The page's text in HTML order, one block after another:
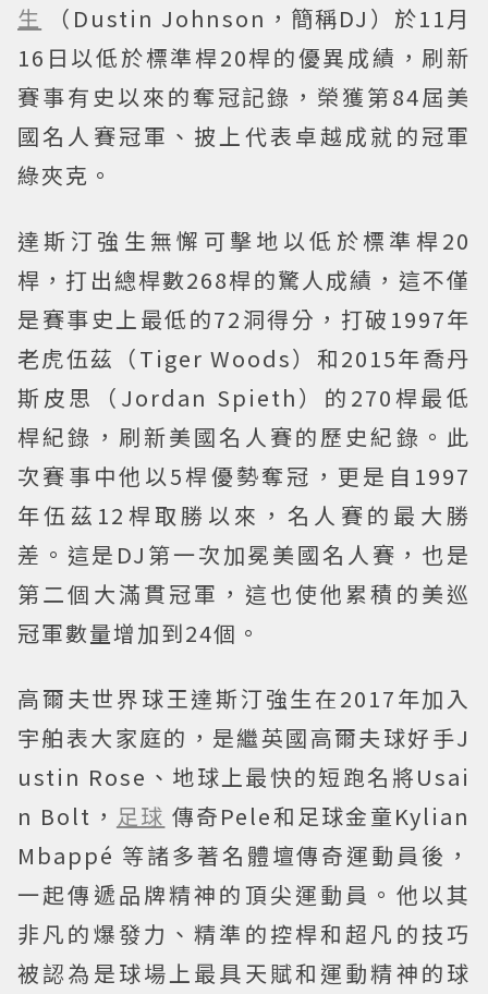
生
（Dustin Johnson，簡稱DJ）於11月
16日以低於標準桿20桿的優異成績，刷新
賽事有史以來的奪冠記錄，榮獲第84屆美
國名人賽冠軍、披上代表卓越成就的冠軍
綠夾克。
達斯汀強生無懈可擊地以低於標準桿20
桿，打出總桿數268桿的驚人成績，這不僅
是賽事史上最低的72洞得分，打破1997年
老虎伍茲（Tiger Woods）和2015年喬丹
斯皮思（Jordan Spieth）的270桿最低
桿紀錄，刷新美國名人賽的歷史紀錄。此
次賽事中他以5桿優勢奪冠，更是自1997
年伍茲12桿取勝以來，名人賽的最大勝
差。這是DJ第一次加冕美國名人賽，也是
第二個大滿貫冠軍，這也使他累積的美巡
冠軍數量增加到24個。
高爾夫世界球王達斯汀強生在2017年加入
宇舶表大家庭的，是繼英國高爾夫球好手J
ustin Rose、地球上最快的短跑名將Usai
n Bolt， 足球 傳奇Pele和足球金童Kylian
Mbappé 等諸多著名體壇傳奇運動員後，
一起傳遞品牌精神的頂尖運動員。他以其
非凡的爆發力、精準的控桿和超凡的技巧
被認為是球場上最具天賦和運動精神的球